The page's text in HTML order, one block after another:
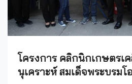
โครงการ คลิกนิกเกษตรเ
นุเคราะห์ สมเด็จพระบรมโ